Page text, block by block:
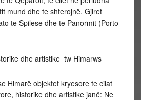
mund dhe te shterojnë. Gjiret
te Spilese dhe te Panormit (Porto-
dhe artistike tw Himarws
Himarë objektet kryesore te cilat
historike dhe artistike janë: Ne